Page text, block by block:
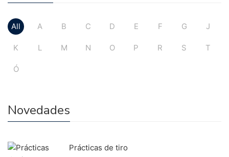
All A B C D E F G J
K L M N O P R S T
Ó
Novedades
Prácticas de tiro